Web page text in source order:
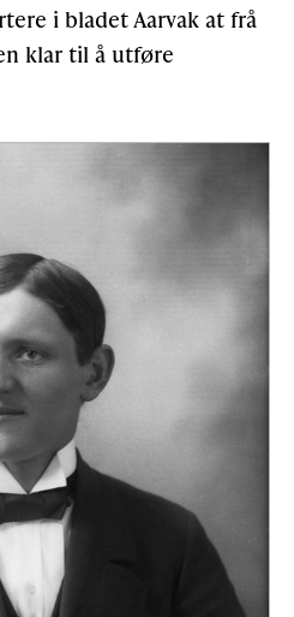
i bladet Aarvak at frå
klar til å utføre